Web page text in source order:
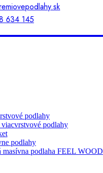
634 145
podlahy
podlahy
podlahy
masívna podlaha FEEL WOOD